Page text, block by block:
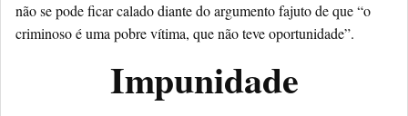
não se pode ficar calado diante do argumento fajuto de que “o
criminoso é uma pobre vítima, que não teve oportunidade”.
Impunidade